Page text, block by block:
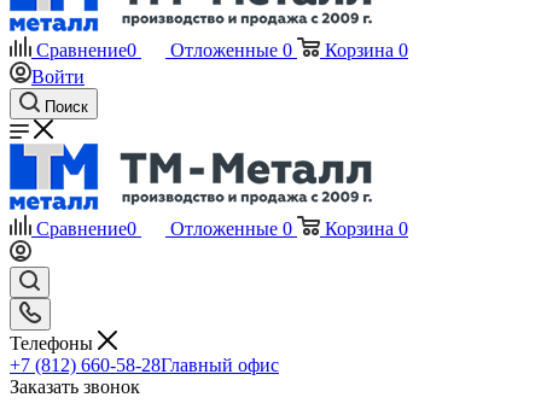
Сравнение0 Отложенные 0 Корзина 0
Войти
Поиск
Сравнение0 Отложенные 0 Корзина 0
Телефоны
+7 (812) 660-58-28Главный офис
Заказать звонок